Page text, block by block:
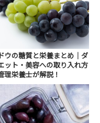
ウの糖質と栄養まとめ｜ダ
ット・美容への取り入れ方
理栄養士が解説！